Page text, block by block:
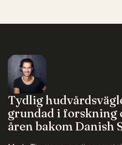
Tydlig
grundad i forskning
åren bakom Danish